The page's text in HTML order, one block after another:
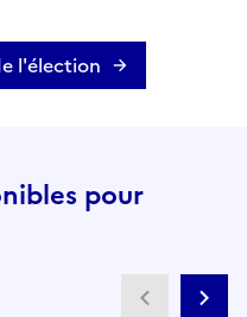
l'élection
pour